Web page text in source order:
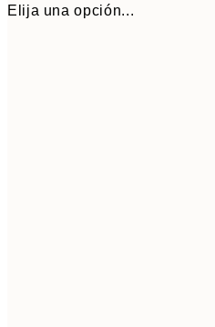
Elija una opción...